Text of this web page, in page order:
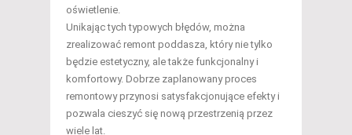
oświetlenie.
Unikając tych typowych błędów, można
zrealizować remont poddasza, który nie tylko
będzie estetyczny, ale także funkcjonalny i
komfortowy. Dobrze zaplanowany proces
remontowy przynosi satysfakcjonujące efekty i
pozwala cieszyć się nową przestrzenią przez
wiele lat.